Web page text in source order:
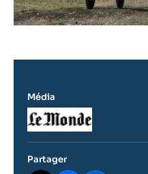
Média
Logo
Partager